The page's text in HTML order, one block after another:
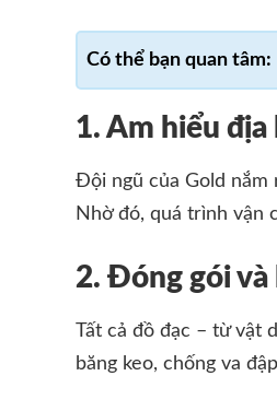
1. Am hiểu
Đội ngũ của Gold nắm
Nhờ đó, quá trình vận
2. Đóng gói và
Tất cả đồ đạc – từ vật
băng keo, chống va